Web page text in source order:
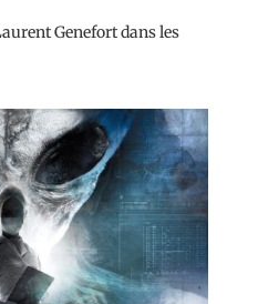
Genefort dans les